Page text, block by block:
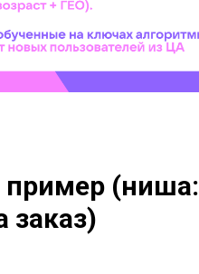
(ниша:
заказ)